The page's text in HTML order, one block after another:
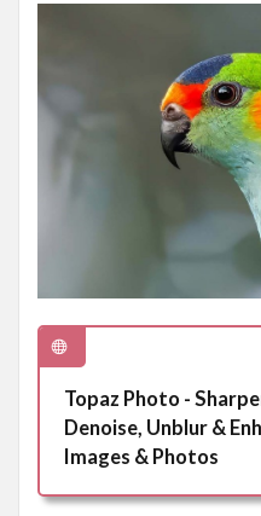
Topaz Photo -
Denoise, Unblur &
Images & Photos